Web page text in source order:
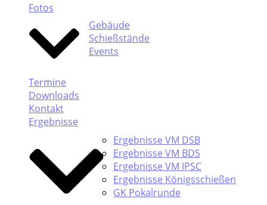
Fotos
Gebäude
Schießstände
Events
Termine
Downloads
Kontakt
Ergebnisse
Ergebnisse VM DSB
Ergebnisse VM BDS
Ergebnisse VM IPSC
Ergebnisse Königsschießen
GK Pokalrunde